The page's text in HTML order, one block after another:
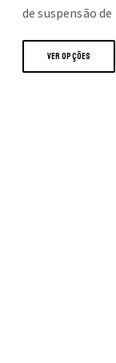
de suspensão
VER OPÇÕES